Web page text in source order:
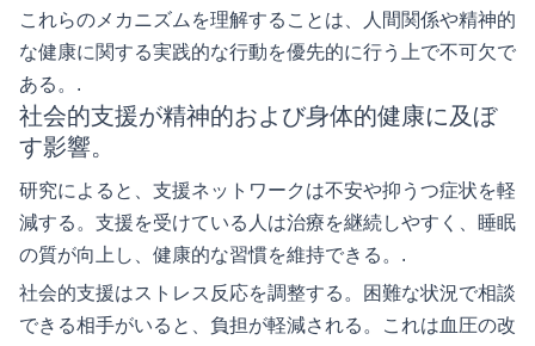
これらのメカニズムを理解することは、人間関係や精神的
な健康に関する実践的な行動を優先的に行う上で不可欠で
ある。.
社会的支援が精神的および身体的健康に及ぼ
す影響。
研究によると、支援ネットワークは不安や抑うつ症状を軽
減する。支援を受けている人は治療を継続しやすく、睡眠
の質が向上し、健康的な習慣を維持できる。.
社会的支援はストレス反応を調整する。困難な状況で相談
できる相手がいると、負担が軽減される。これは血圧の改